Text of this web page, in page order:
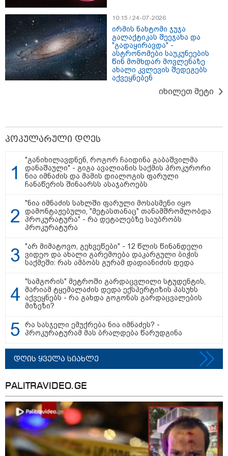
კატეგორიები
8
აგვისტო
დღის ზოგადი
ასტროლოგიური
პროგნოზი
მოიტანს. გაიზრდება ინტერესი შემოქმედებითი საქმიანობისა
და კულტურული ღონისძიებების მიმართ. საღამო
დროის გასატარებლად და თბილი, გულახდილი
საუბრებისთვის.
აგვისტო აგარაკზე: ეს 5 საქმე
უნდა მოასწროთ შემოდგომის
დადგომამდე
10:15 / 24-07-2026
ირმის ნახტომი ჯუჯა
გალაქტიკას შეეჯახა და
"გადაყირავდა" -
ასტრონომები საუკუნეების
წინ მომხდარ მოვლენაზე
ახალი კვლევის შედეგებს
აქვეყნებენ
იხილეთ მეტი
პოპულარული დღეს
"განიხილავდნენ, როგორ ჩაიდინა გაბაშვილმა
დანაშაული" - გიგა ავალიანის საქმის პროკურორი
ნია იმნაძის და მამის დიალოგის ფარული
ჩანაწერის შინაარსს ასაჯაროებს
"ნია იმნაძის სახლში ფარული მოსასმენი იყო
დამონტაჟებული, "მეტასთანაც" თანამშრომლობდა
პროკურატურა" - რა დეტალებზე საუბრობს
პროკურატურა
"არ მიმატოვო, გეხვეწები" - 12 წლის წინანდელი
ვიდეო და ახალი გარემოება დაკარგული ბიჭის
საქმეში: რას ამბობს გურამ დადიანიძის დედა
"სამგორის" მეტროში გარდაცვლილი სტუდენტის,
მარიამ ტყემალაძის დედა ექსპერტიზის პასუხს
აქვეყნებს - რა გახდა გოგონას გარდაცვალების
მიზეზი?
რა სასჯელი ემუქრება ნია იმნაძეს? -
პროკურატურამ მას ბრალდება წარუდგინა
დღის ყველა სიახლე
PALITRAVIDEO.GE